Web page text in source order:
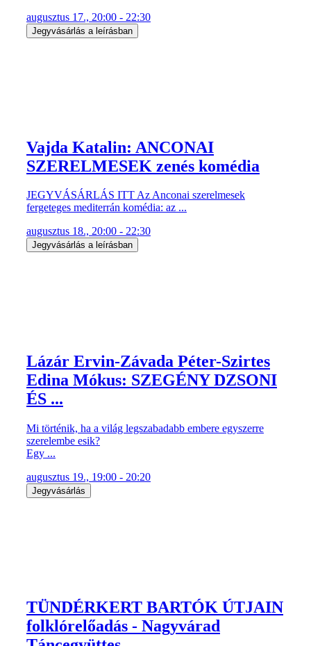
augusztus 17., 20:00 - 22:30
Jegyvásárlás a leírásban
Vajda Katalin: ANCONAI
SZERELMESEK zenés komédia
JEGYVÁSÁRLÁS ITT Az Anconai szerelmesek
fergeteges mediterrán komédia: az ...
augusztus 18., 20:00 - 22:30
Jegyvásárlás a leírásban
Lázár Ervin-Závada Péter-Szirtes
Edina Mókus: SZEGÉNY DZSONI
ÉS ...
Mi történik, ha a világ legszabadabb embere egyszerre
szerelembe esik?
Egy ...
augusztus 19., 19:00 - 20:20
Jegyvásárlás
TÜNDÉRKERT BARTÓK ÚTJAIN
folklórelőadás - Nagyvárad